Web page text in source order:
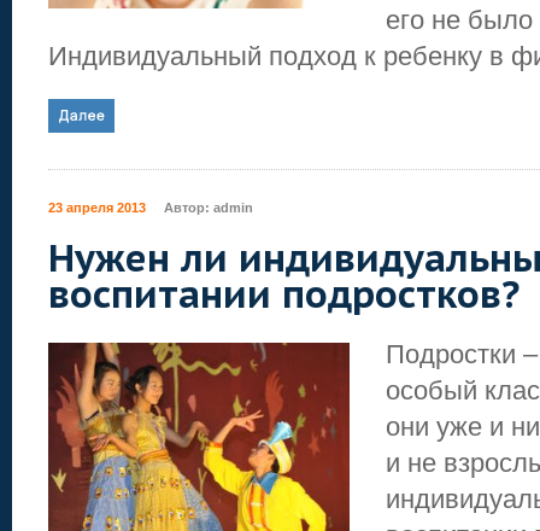
его не было
Индивидуальный подход к ребенку в
23 апреля 2013 Автор: admin
Нужен ли
воспитании подростков?
Подростки
особый
они уже и
и не